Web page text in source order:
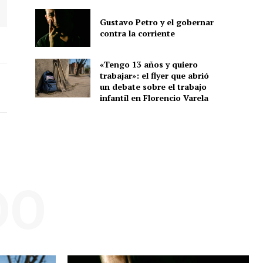
Gustavo Petro y el gobernar
contra la corriente
«Tengo 13 años y quiero
trabajar»: el flyer que abrió
un debate sobre el trabajo
infantil en Florencio Varela